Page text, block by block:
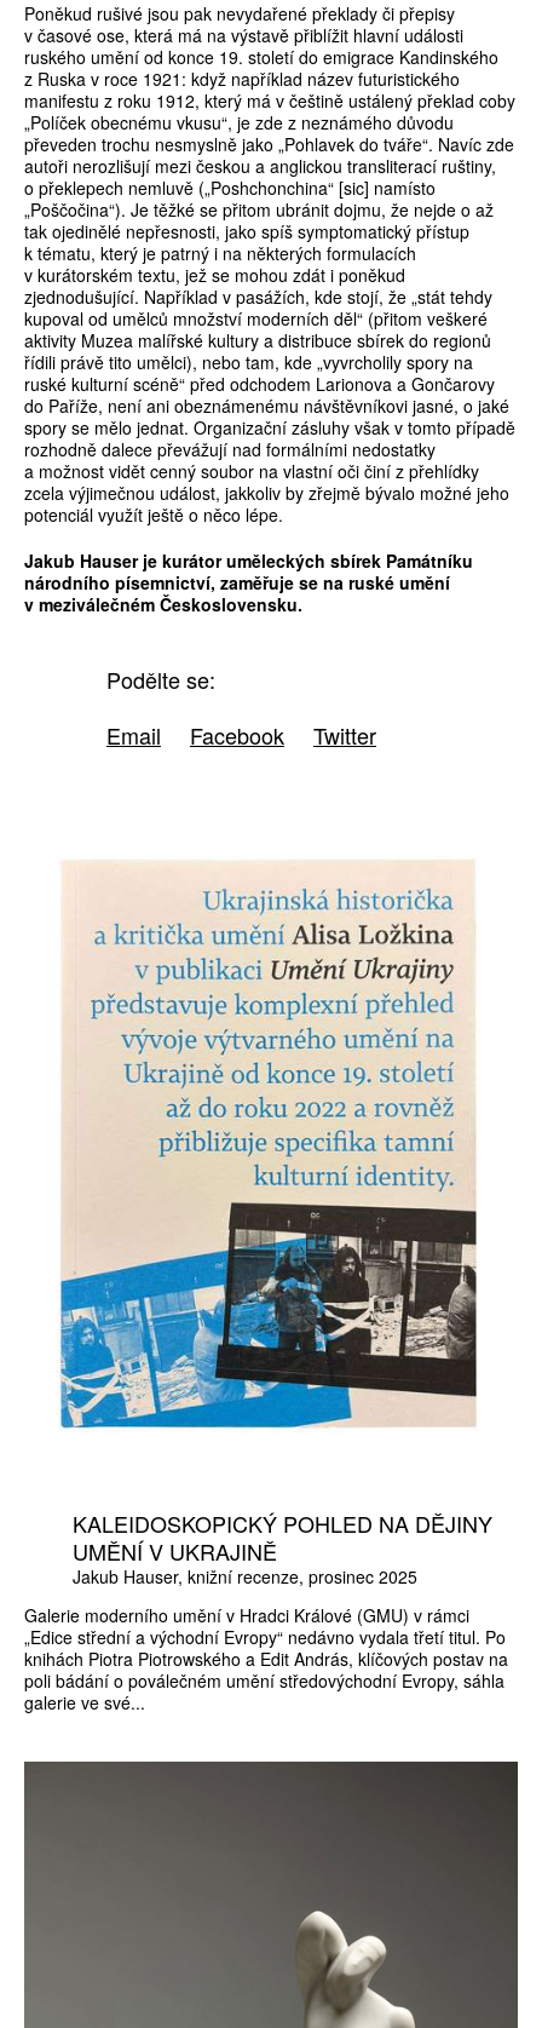
Poněkud rušivé jsou pak nevydařené překlady či přepisy
v časové ose, která má na výstavě přiblížit hlavní události
ruského umění od konce 19. století do emigrace Kandinského
z Ruska v roce 1921: když například název futuristického
manifestu z roku 1912, který má v češtině ustálený překlad coby
„Políček obecnému vkusu“, je zde z neznámého důvodu
převeden trochu nesmyslně jako „Pohlavek do tváře“. Navíc zde
autoři nerozlišují mezi českou a anglickou transliterací ruštiny,
o překlepech nemluvě („Poshchonchina“ [sic] namísto
„Poščočina“). Je těžké se přitom ubránit dojmu, že nejde o až
tak ojedinělé nepřesnosti, jako spíš symptomatický přístup
k tématu, který je patrný i na některých formulacích
v kurátorském textu, jež se mohou zdát i poněkud
zjednodušující. Například v pasážích, kde stojí, že „stát tehdy
kupoval od umělců množství moderních děl“ (přitom veškeré
aktivity Muzea malířské kultury a distribuce sbírek do regionů
řídili právě tito umělci), nebo tam, kde „vyvrcholily spory na
ruské kulturní scéně“ před odchodem Larionova a Gončarovy
do Paříže, není ani obeznámenému návštěvníkovi jasné, o jaké
spory se mělo jednat. Organizační zásluhy však v tomto případě
rozhodně dalece převážují nad formálními nedostatky
a možnost vidět cenný soubor na vlastní oči činí z přehlídky
zcela výjimečnou událost, jakkoliv by zřejmě bývalo možné jeho
potenciál využít ještě o něco lépe.
Jakub Hauser je kurátor uměleckých sbírek Památníku
národního písemnictví, zaměřuje se na ruské umění
v meziválečném Československu.
Podělte se:
Email
Facebook Twitter
KALEIDOSKOPICKÝ POHLED NA DĚJINY
UMĚNÍ V UKRAJINĚ
Jakub Hauser knižní recenze prosinec 2025
Galerie moderního umění v Hradci Králové (GMU) v rámci
„Edice střední a východní Evropy“ nedávno vydala třetí titul. Po
knihách Piotra Piotrowského a Edit András, klíčových postav na
poli bádání o poválečném umění středovýchodní Evropy, sáhla
galerie ve své...